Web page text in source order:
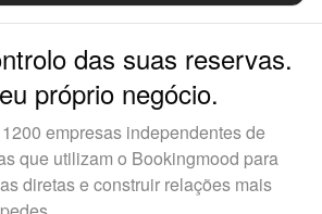
das suas reservas.
próprio negócio.
empresas independentes de
que utilizam o Bookingmood para
diretas e construir relações mais